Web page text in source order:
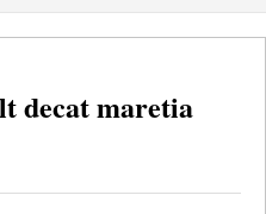
decat maretia